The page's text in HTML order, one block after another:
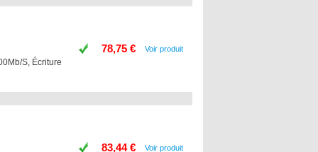
S, Écriture
78,75 € Voir produit
83,44 € Voir produit